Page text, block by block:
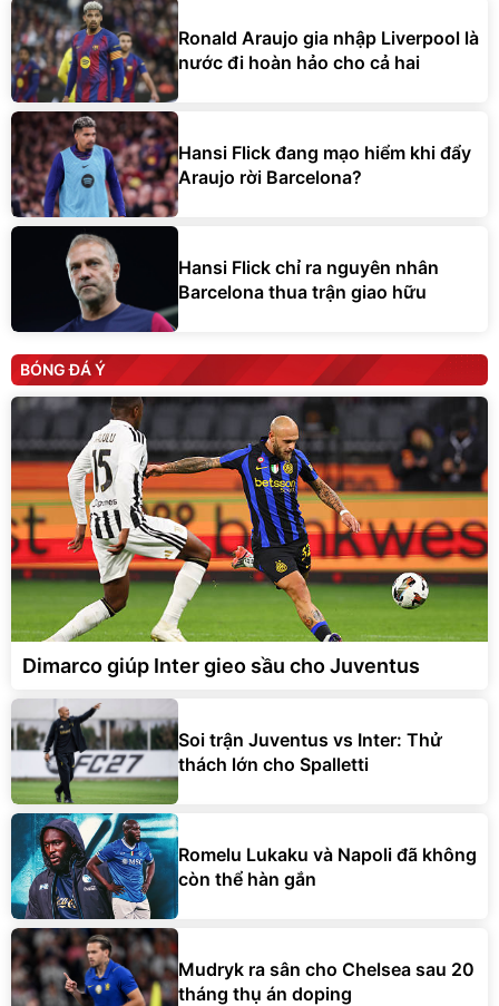
Ronald Araujo gia nhập Liverpool là
nước đi hoàn hảo cho cả hai
Hansi Flick đang mạo hiểm khi đẩy
Araujo rời Barcelona?
Hansi Flick chỉ ra nguyên nhân
Barcelona thua trận giao hữu
BÓNG ĐÁ Ý
Dimarco giúp Inter gieo sầu cho Juventus
Soi trận Juventus vs Inter: Thử
thách lớn cho Spalletti
Romelu Lukaku và Napoli đã không
còn thể hàn gắn
Mudryk ra sân cho Chelsea sau 20
tháng thụ án doping